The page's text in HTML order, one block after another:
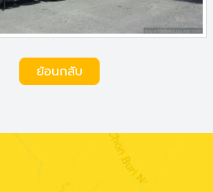
ย้อนกลับ